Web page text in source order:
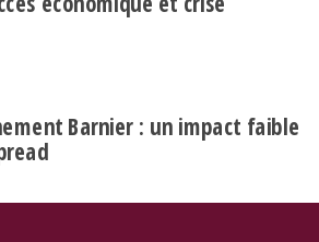
Barnier : un impact faible